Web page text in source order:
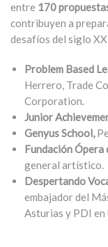
entre 170
contribuyen a
desafíos del siglo
Problem Based
Herrero, Trade
Corporation.
Junior
Genyus School,
Fundación Ópera
general artístico.
Despertando
embajador del
Asturias y PDI en